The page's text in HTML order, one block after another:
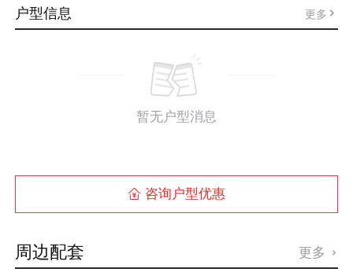
户型信息 更多
暂无户型消息
 咨询户型优惠
周边配套 更多 